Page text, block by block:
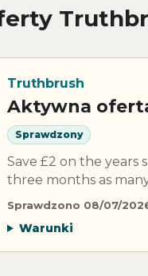
Truthbrush
Aktywna
Sprawdzony
Save £2 on the
three months as
Sprawdzono 08/07/
Warunki